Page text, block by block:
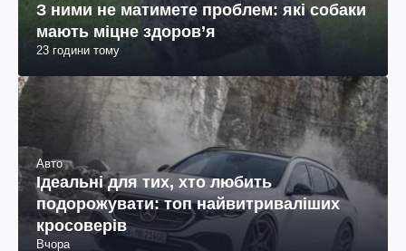
З ними не матимете проблем: які собаки
мають міцне здоров’я
23 години тому
Авто
Ідеальні для тих, хто любить
подорожувати: топ найвитриваліших
кросоверів
Вчора